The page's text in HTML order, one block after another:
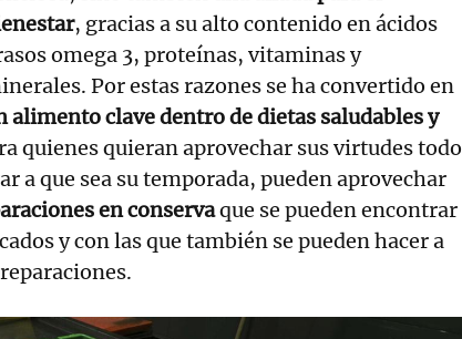
, gracias a su alto contenido en ácidos
omega 3, proteínas, vitaminas y
Por estas razones se ha convertido en
alimento clave dentro de dietas saludables y
quienes quieran aprovechar sus virtudes todo
a que sea su temporada, pueden aprovechar
en conservaque se pueden encontrar
y con las que también se pueden hacer a